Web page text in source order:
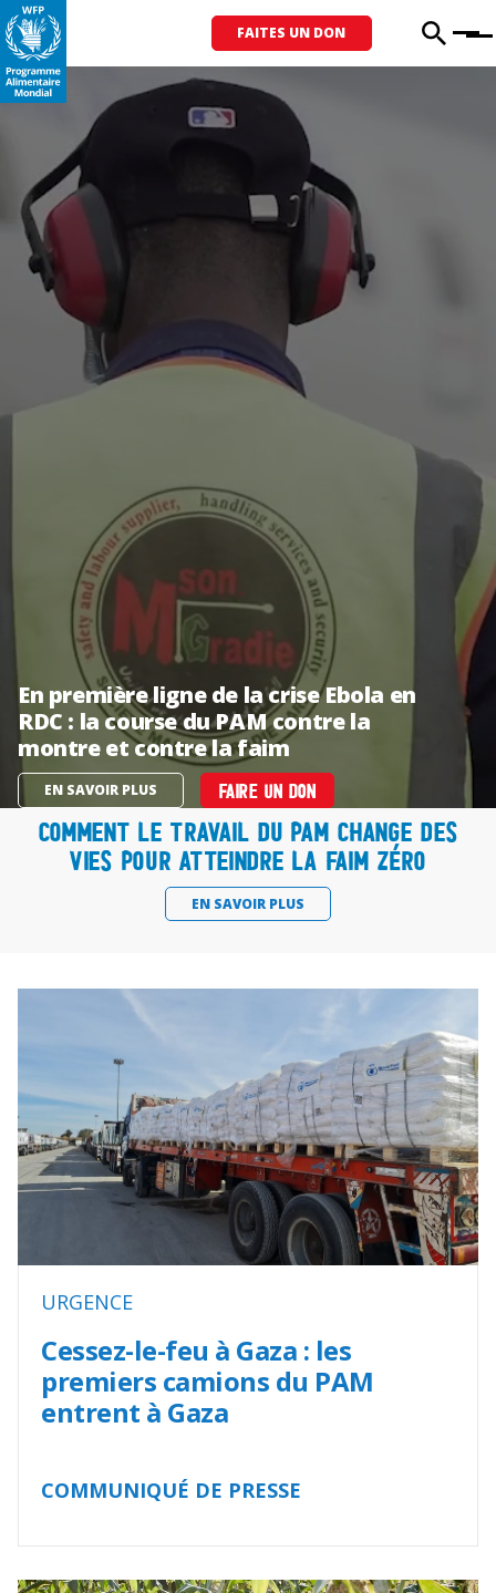
FAITES UN DON Menu
En première ligne de la crise Ebola en
RDC : la course du PAM contre la
montre et contre la faim
EN SAVOIR PLUS FAIRE UN DON
Comment le travail du PAM change des
vies pour atteindre la faim zéro
EN SAVOIR PLUS
URGENCE
Cessez-le-feu à Gaza : les
premiers camions du PAM
entrent à Gaza
COMMUNIQUÉ DE PRESSE